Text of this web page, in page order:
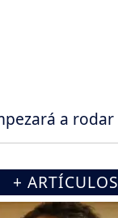
a
+ ARTÍCULOS